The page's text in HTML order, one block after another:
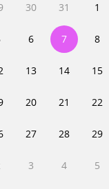
30 31 1
6 7 8
13 14 15
20 21 22
27 28 29
3 4 5